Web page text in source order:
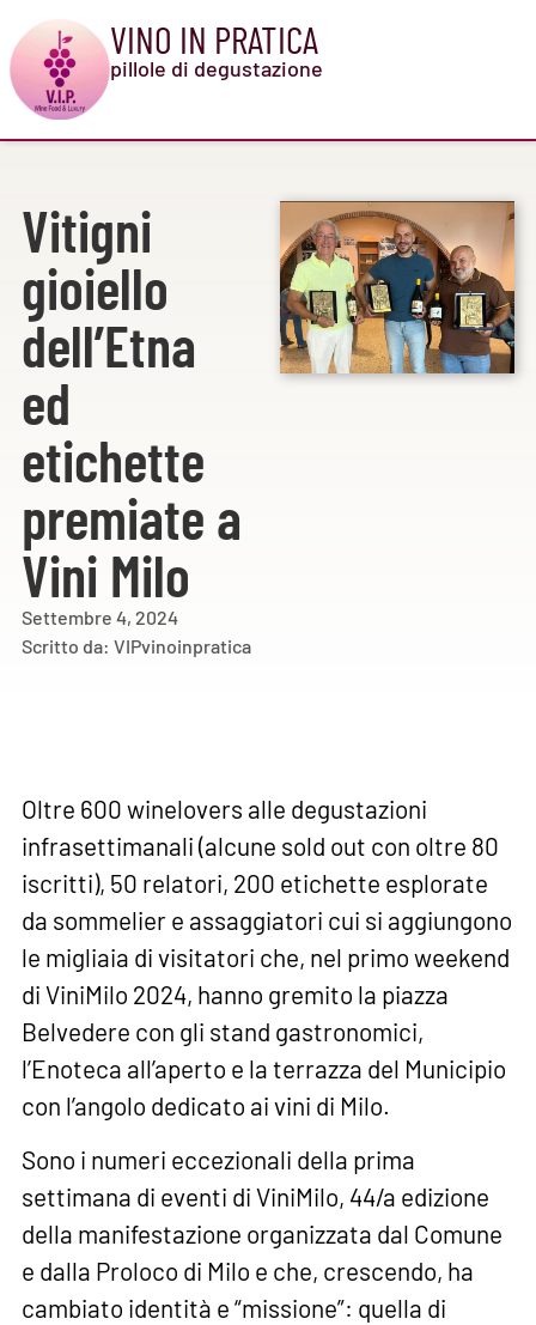
VINO IN PRATICA
pillole di degustazione
Vitigni
gioiello
dell’Etna
ed
etichette
premiate a
Vini Milo
Settembre 4, 2024
Scritto da: VIPvinoinpratica
Oltre 600 winelovers alle degustazioni
infrasettimanali (alcune sold out con oltre 80
iscritti), 50 relatori, 200 etichette esplorate
da sommelier e assaggiatori cui si aggiungono
le migliaia di visitatori che, nel primo weekend
di ViniMilo 2024, hanno gremito la piazza
Belvedere con gli stand gastronomici,
l’Enoteca all’aperto e la terrazza del Municipio
con l’angolo dedicato ai vini di Milo.
Sono i numeri eccezionali della prima
settimana di eventi di ViniMilo, 44/a edizione
della manifestazione organizzata dal Comune
e dalla Proloco di Milo e che, crescendo, ha
cambiato identità e “missione”: quella di